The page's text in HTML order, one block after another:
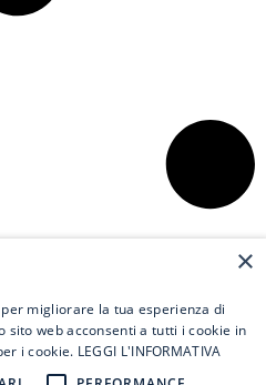
×
migliorare la tua esperienza di
sito web acconsenti a tutti i cookie in
i cookie. LEGGI L'INFORMATIVA